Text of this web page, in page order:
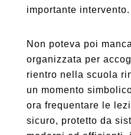
importante intervento.
Non poteva poi
organizzata per
rientro nella scuola
un momento
ora frequentare le
sicuro, protetto da